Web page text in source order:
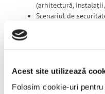
Acest site utilizează
Folosim cookie-uri
(arhitectură,
Scenariul de
Cunoștințe tehnice
Proiectul de arhitectură
cele: